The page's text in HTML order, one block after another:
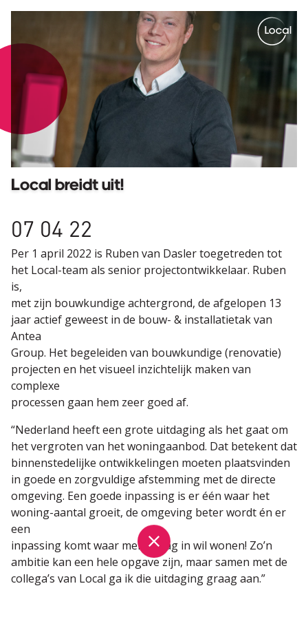
Local breidt uit!
07 04 22
Per 1 april 2022 is Ruben van Dasler toegetreden tot
het Local-team als senior projectontwikkelaar. Ruben
is,
met zijn bouwkundige achtergrond, de afgelopen 13
jaar actief geweest in de bouw- & installatietak van
Antea
Group. Het begeleiden van bouwkundige (renovatie)
projecten en het visueel inzichtelijk maken van
complexe
processen gaan hem zeer goed af.
“Nederland heeft een grote uitdaging als het gaat om
het vergroten van het woningaanbod. Dat betekent dat
binnenstedelijke ontwikkelingen moeten plaatsvinden
in goede en zorgvuldige afstemming met de directe
omgeving. Een goede inpassing is er één waar het
woning-aantal groeit, de omgeving beter wordt én er
een
inpassing komt waar men graag in wil wonen! Zo’n
ambitie kan een hele opgave zijn, maar samen met de
collega’s van Local ga ik die uitdaging graag aan.”
Local. Spot on.